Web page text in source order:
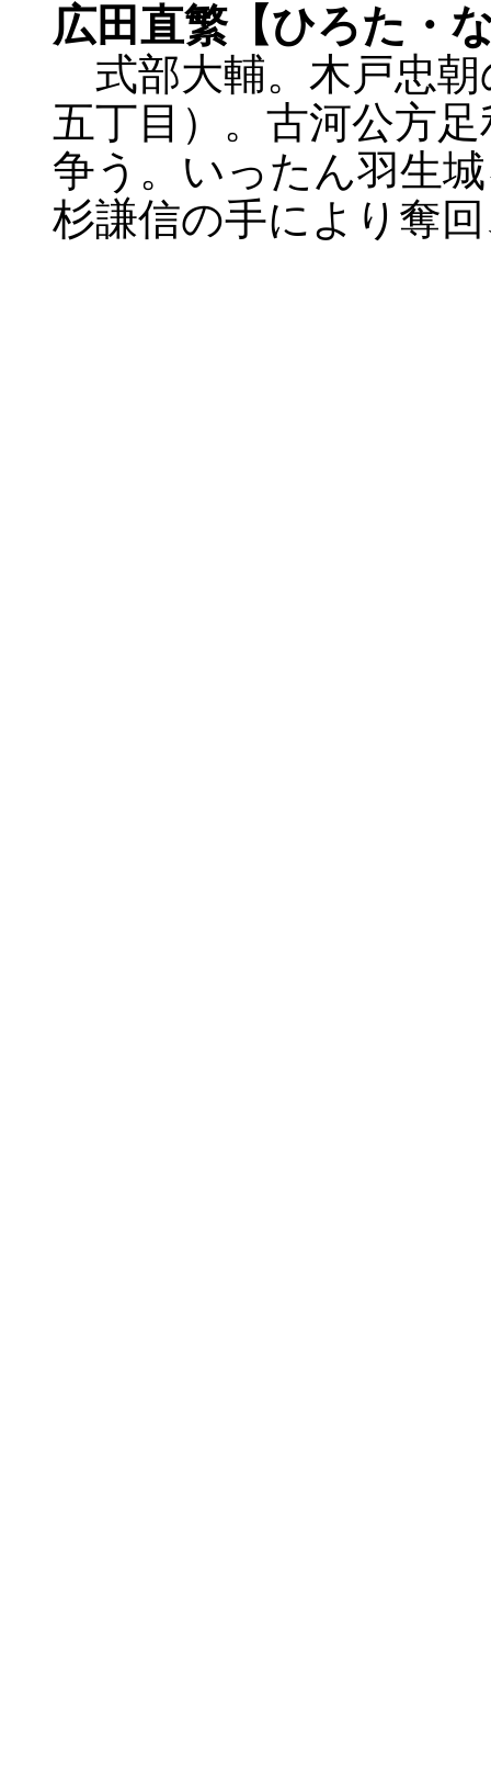
広田直繁【ひろた・
式部大輔。木戸忠朝
五丁目）。古河公方
争う。いったん羽生
杉謙信の手により奪